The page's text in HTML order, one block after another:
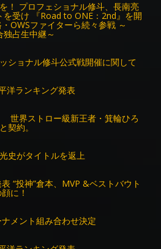
！ プロフェショナル修斗、長南亮
を受け 『Road to ONE：2nd』を開
OWSファイターら続々参戦 ～
独占生中継～
ショナル修斗公式戦開催に関して
洋ランキング発表
世界ストロー級新王者・箕輪ひろ
契約。
史がタイトルを返上
“投神”倉本、MVP &ベストバウト
に！
メント組み合わせ決定